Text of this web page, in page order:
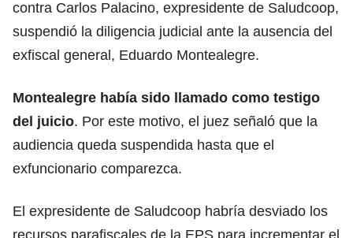
contra Carlos Palacino, expresidente de Saludcoop,
suspendió la diligencia judicial ante la ausencia del
exfiscal general, Eduardo Montealegre.
Montealegre había sido llamado como testigo
del juicio. Por este motivo, el juez señaló que la
audiencia queda suspendida hasta que el
exfuncionario comparezca.
El expresidente de Saludcoop habría desviado los
recursos parafiscales de la EPS para incrementar el